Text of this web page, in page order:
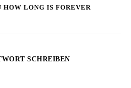
HOW LONG IS FOREVER
SCHREIBEN